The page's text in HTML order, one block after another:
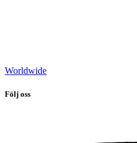
Worldwide
Följ oss